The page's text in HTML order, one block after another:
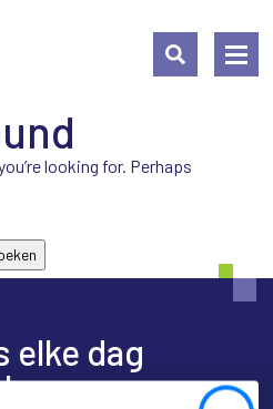
looking for. Perhaps
elke dag
en